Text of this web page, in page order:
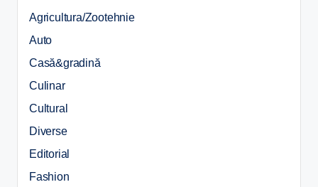
Agricultura/Zootehnie
Auto
Casă&gradină
Culinar
Cultural
Diverse
Editorial
Fashion